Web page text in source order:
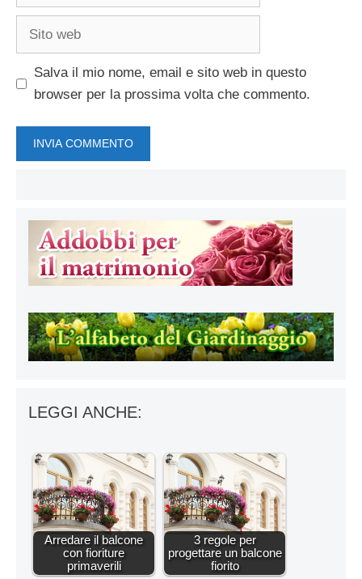
Sito
Salva il mio nome, email e sito web in questo
browser per la prossima volta che commento.
LEGGI ANCHE:
Arredare il balcone
con fioriture
primaverili
3 regole per
progettare un balcone
fiorito